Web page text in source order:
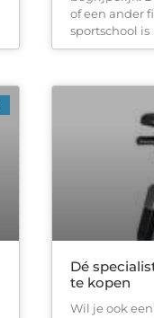
of een ander
sportschool is
Dé
te kopen
Wil je ook